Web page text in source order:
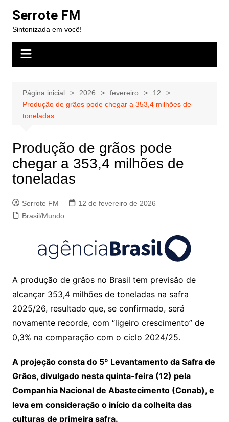
para
conteúdo
Serrote FM
Sintonizada em você!
Página inicial 2026 fevereiro
12
Produção de grãos pode chegar a 353,4 milhões de
toneladas
Produção de grãos pode
chegar a 353,4 milhões de
toneladas
Serrote FM
12 de fevereiro de 2026
Brasil/Mundo
A produção de grãos no Brasil tem previsão de
alcançar 353,4 milhões de toneladas na safra
2025/26, resultado que, se confirmado, será
novamente recorde, com “ligeiro crescimento” de
0,3% na comparação com o ciclo 2024/25.
A projeção consta do 5º Levantamento da Safra de
Grãos, divulgado nesta quinta-feira (12) pela
Companhia Nacional de Abastecimento (Conab), e
leva em consideração o início da colheita das
culturas de primeira safra.